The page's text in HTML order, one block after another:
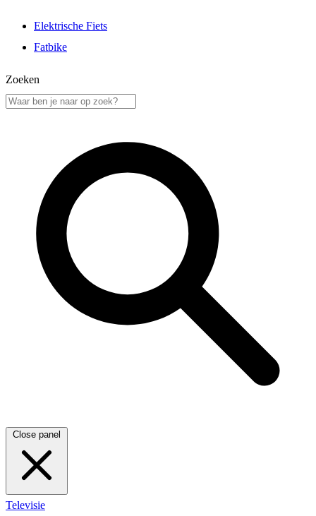
Elektrische Fiets
Fatbike
Zoeken
Close panel
Televisie